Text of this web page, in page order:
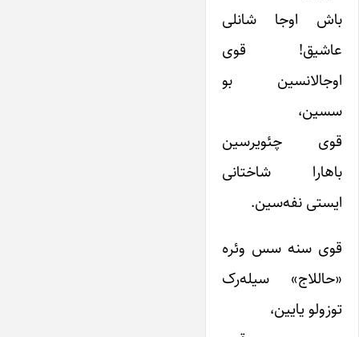
باش اوجا شانلی
عاشیق! قوی
اوجالانسین بو
سسین،
قوی چئویرسین
باهارا شاختانی
ایستی نفه‌سین.
قوی سنه سس وئره
«حاللاج» سیله‌رک
توزولو یایین،